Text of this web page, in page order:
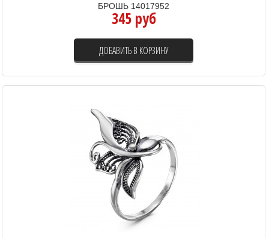
БРОШЬ 14017952
345 руб
ДОБАВИТЬ В КОРЗИНУ